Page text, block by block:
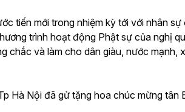
tiến mới trong nhiệm kỳ tới với nhân
trình hoạt động Phật sự của nghị
chắc và làm cho dân giàu, nước mạnh,
Hà Nội đã gử tặng hoa chúc mừng tân